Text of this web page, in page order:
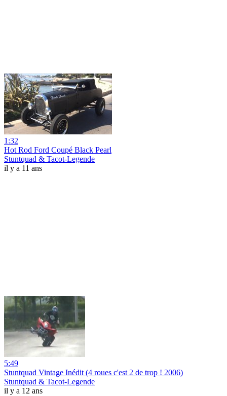
1:32
Hot Rod Ford Coupé Black Pearl
Stuntquad & Tacot-Legende
il y a 11 ans
5:49
Stuntquad Vintage Inédit (4 roues c'est 2 de trop ! 2006)
Stuntquad & Tacot-Legende
il y a 12 ans